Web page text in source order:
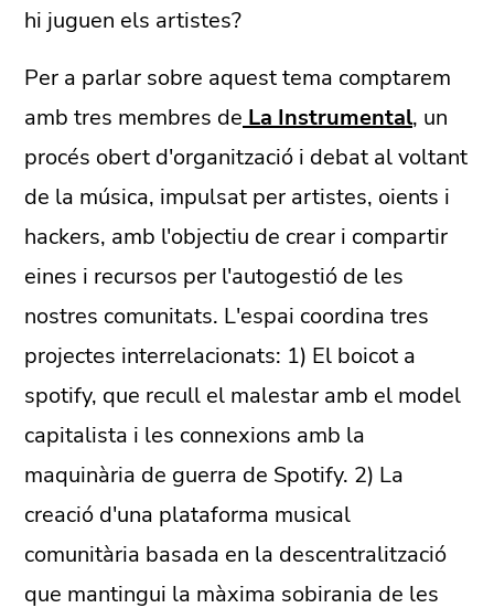
hi juguen els artistes?
Per a parlar sobre aquest tema comptarem
amb tres membres de La Instrumental, un
procés obert d'organització i debat al voltant
de la música, impulsat per artistes, oients i
hackers, amb l'objectiu de crear i compartir
eines i recursos per l'autogestió de les
nostres comunitats. L'espai coordina tres
projectes interrelacionats: 1) El boicot a
spotify, que recull el malestar amb el model
capitalista i les connexions amb la
maquinària de guerra de Spotify. 2) La
creació d'una plataforma musical
comunitària basada en la descentralització
que mantingui la màxima sobirania de les